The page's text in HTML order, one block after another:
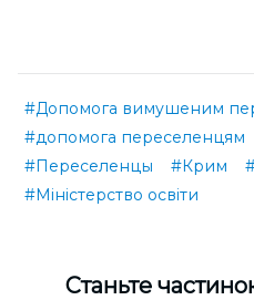
#Допомога вимушеним
#допомога переселенцям
#Переселенцы
#Крим
#Міністерство освіти
Cтаньте